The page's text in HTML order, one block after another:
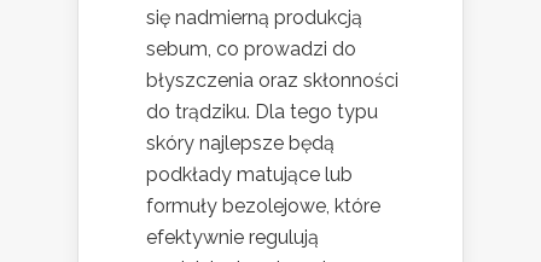
się nadmierną produkcją
sebum, co prowadzi do
błyszczenia oraz skłonności
do trądziku. Dla tego typu
skóry najlepsze będą
podkłady matujące lub
formuły bezolejowe, które
efektywnie regulują